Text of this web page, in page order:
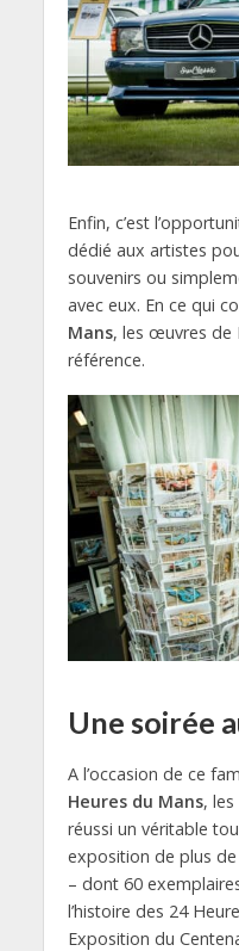
Enfin, c’est
dédié aux artistes
souvenirs ou
avec eux. En ce qui
Mans, les œuvres de
référence.
Une soirée
A l’occasion de ce
Heures du Mans, les
réussi un véritable
exposition de plus
– dont 60
l’histoire des 24
Exposition du